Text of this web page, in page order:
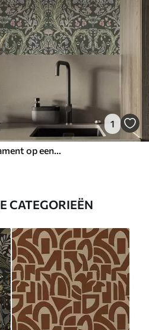
1
Symmetrisch bloemenornament op een donkergroene achtergrond
CATEGORIEËN